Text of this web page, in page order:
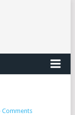
Comments